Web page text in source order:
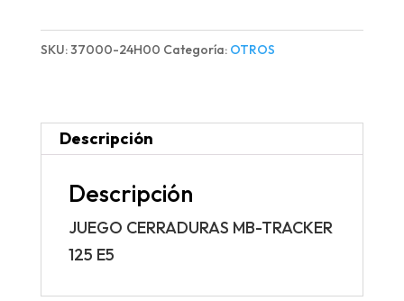
TRACKER
cantidad
SKU:37000-24H00 Categoría: OTROS
Descripción
Descripción
JUEGO CERRADURAS MB-TRACKER
125 E5